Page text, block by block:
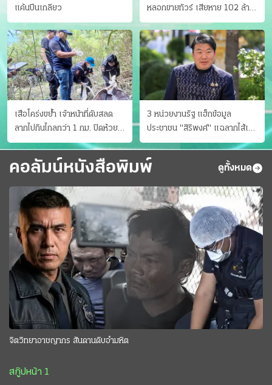
แค้นปีนเกลียว
หลอกขายทัวร์ เสียหาย 102 ล้าน
มีเหยื่อ 173 คน
เสือโคร่งขย้ำ เจ้าหน้าที่ดับสลด
ลากไปกินไกลกว่า 1 กม. ปิดห้วย
ขาแข้งชั่วคราว
3 หน่วยงานรัฐ แฮ็กข้อมูล
ประชาชน "สิริพงศ์" แฉลากไส้เอง
"หนู" กอด "หนิม" สยบลือ
คอลัมน์หนังสือพิมพ์ ดูทั้งหมด
จิตวิทยาอาชญากร สันดานดิบอำมหิต
สกู๊ปหน้า 1